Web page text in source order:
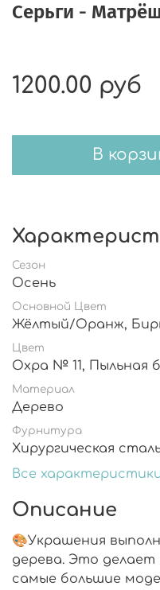
Серьги -
1200.00 руб
В
Сезон
Осень
Основной Цвет
Цвет
Материал
Дерево
Фурнитура
Хирургическая
Все
Описание
🎨Украшения
дерева. Это делает
самые большие